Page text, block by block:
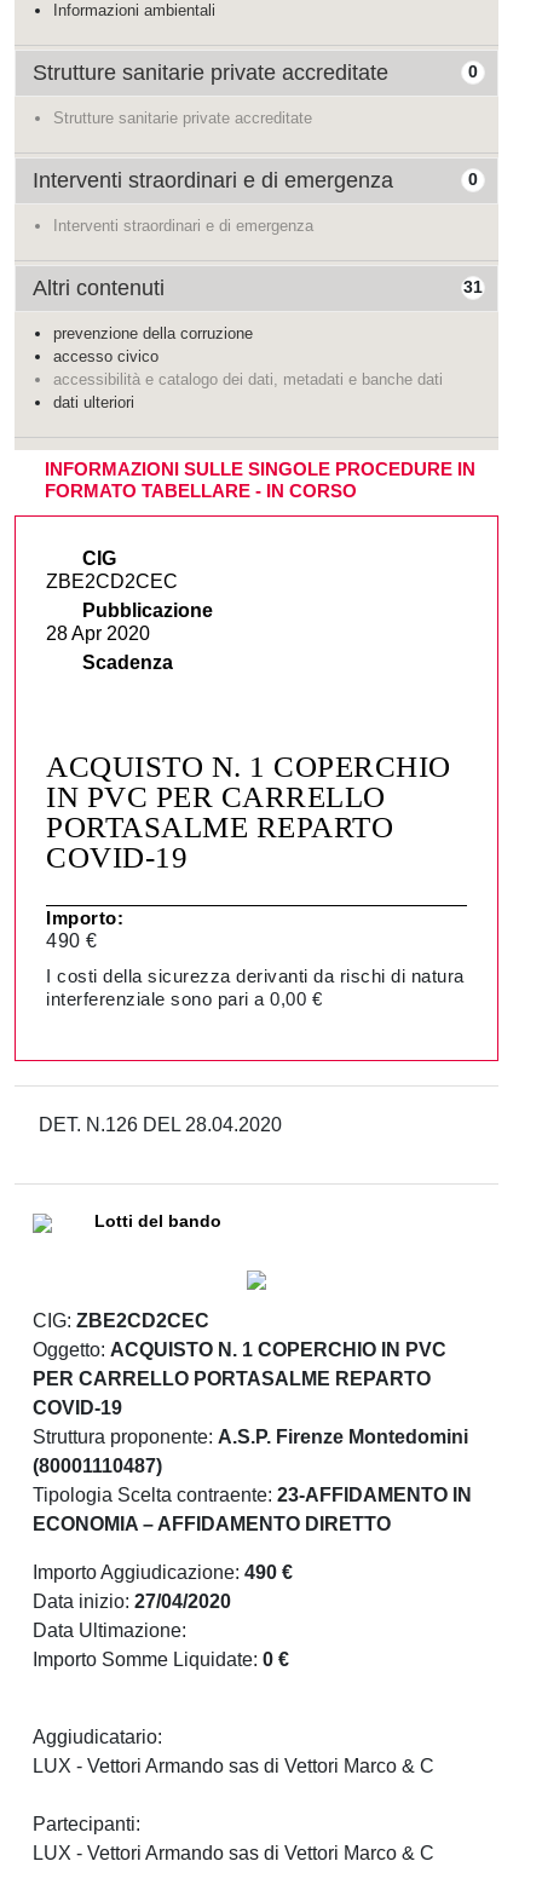
Informazioni ambientali
0
Strutture sanitarie private accreditate
Strutture sanitarie private accreditate
0
Interventi straordinari e di emergenza
Interventi straordinari e di emergenza
31
Altri contenuti
prevenzione della corruzione
accesso civico
accessibilità e catalogo dei dati, metadati e banche dati
dati ulteriori
INFORMAZIONI SULLE SINGOLE PROCEDURE IN
FORMATO TABELLARE - IN CORSO
CIG
ZBE2CD2CEC
Pubblicazione
28 Apr 2020
Scadenza
ACQUISTO N. 1 COPERCHIO
IN PVC PER CARRELLO
PORTASALME REPARTO
COVID-19
Importo:
490 €
I costi della sicurezza derivanti da rischi di natura
interferenziale sono pari a 0,00 €
DET. N.126 DEL 28.04.2020
Lotti del bando
CIG: ZBE2CD2CEC
Oggetto: ACQUISTO N. 1 COPERCHIO IN PVC
PER CARRELLO PORTASALME REPARTO
COVID-19
Struttura proponente: A.S.P. Firenze Montedomini
(80001110487)
Tipologia Scelta contraente: 23-AFFIDAMENTO IN
ECONOMIA – AFFIDAMENTO DIRETTO
Importo Aggiudicazione: 490 €
Data inizio: 27/04/2020
Data Ultimazione:
Importo Somme Liquidate: 0 €
Aggiudicatario:
LUX - Vettori Armando sas di Vettori Marco & C
Partecipanti:
LUX - Vettori Armando sas di Vettori Marco & C